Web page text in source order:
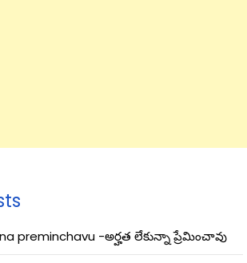
preminchavu -అర్హత లేకున్నా ప్రేమించావు